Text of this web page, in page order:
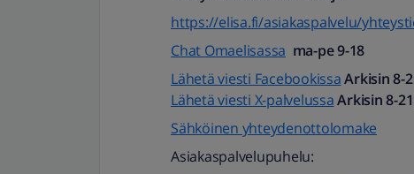
https://elisa.fi/asiakaspalvelu/
Chat Omaelisassa ma-pe 9-18
Lähetä viesti FacebookissaArkisin 8-
Lähetä viesti X-palvelussaArkisin 8-
Sähköinen yhteydenottolomake
Asiakaspalvelupuhelu: